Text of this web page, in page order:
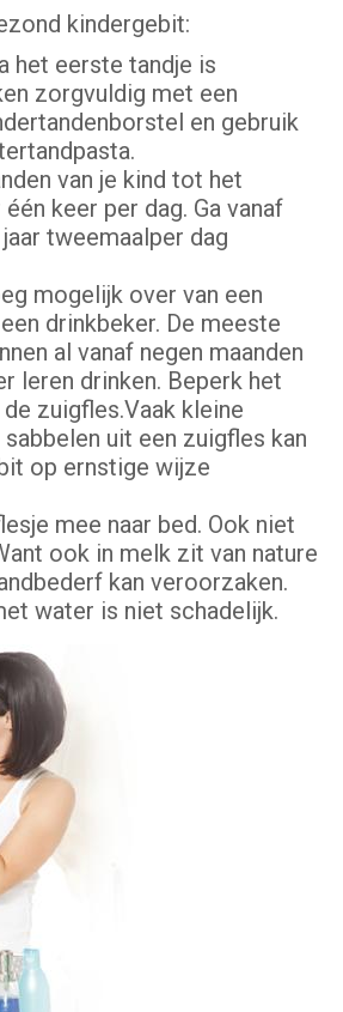
kindergebit:
het eerste tandje is
zorgvuldig met een
en gebruik
van je kind tot het
keer per dag. Ga vanaf
tweemaalper dag
mogelijk over van een
drinkbeker. De meeste
al vanaf negen maanden
leren drinken. Beperk het
zuigfles.Vaak kleine
uit een zuigfles kan
op ernstige wijze
mee naar bed. Ook niet
ook in melk zit van nature
kan veroorzaken.
water is niet schadelijk.